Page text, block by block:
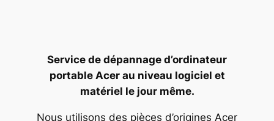
Service de dépannage d’ordinateur
portable Acer au niveau logiciel et
matériel le jour même.
Nous utilisons des pièces d’origines Acer